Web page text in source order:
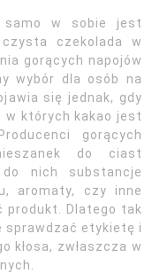
samo w sobie jest
czekolada w
gorących napojów
wybór dla osób na
się jednak, gdy
w których kakao jest
gorących
do ciast
nich substancje
aromaty, czy inne
produkt. Dlatego tak
sprawdzać etykietę i
kłosa, zwłaszcza w